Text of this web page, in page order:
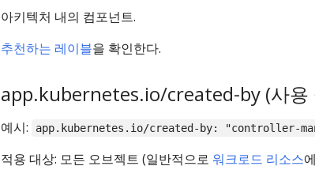
아키텍처 내의 컴포넌트.
추천하는 레이블을 확인한다.
app.kubernetes.io/created-by (사용
예시: app.kubernetes.io/created-by: "controller-
적용 대상: 모든 오브젝트 (일반적으로 워크로드 리소스